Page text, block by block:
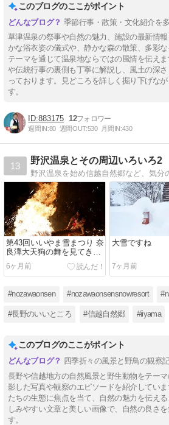
このブログのここがポイント
季節行事・散策・文化紹介を
草津温泉の祭事や自然の魅力、施設の最新情
かな浴衣姿の儀式や、静かな森の散策、多彩
テーマを通じて温泉地ならではの風情を伝え
や伝統行事の裏側も丁寧に解説し、風土の深
っております。見どころを詳しく掘り下げな
す。
883175 12
週間IN:80 週間OUT:530 月間IN:430
13
野沢温泉とその周辺いろいろ2
第43回いいやま雪まつり 奈
良澤大天狗の舞を見てきま
6ヶ月前
大雪ですね
7ヶ月前
#nozawaonsen #nozawaonsensnowresort
#長野のいいところ #信越自然郷 #iiyama
このブログのここがポイント
四季折々の風景と野鳥の観察
長野や信越地方の自然風景と野生動物をテー
影した写真や観察のエピソードを紹介してい
たちの生態に焦点を当て、自然の魅力を伝え
しみやすい文章と美しい画像で、自然の良さ
す。